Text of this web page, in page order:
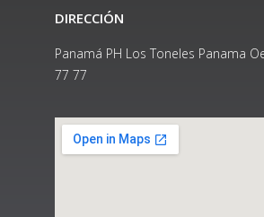
DIRECCIÓN
Panamá PH Los Toneles Panama
77 77